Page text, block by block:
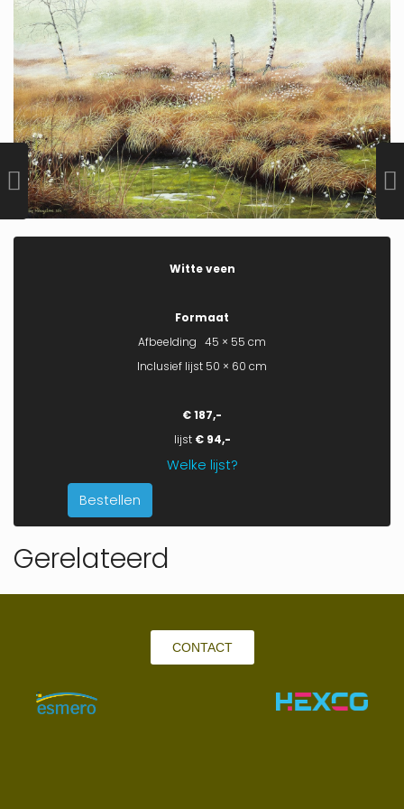
Witte veen
Formaat
Afbeelding 45 × 55 cm
Inclusief lijst 50 × 60 cm
€ 187,-
lijst € 94,-
Welke lijst?
Bestellen
Gerelateerd
CONTACT